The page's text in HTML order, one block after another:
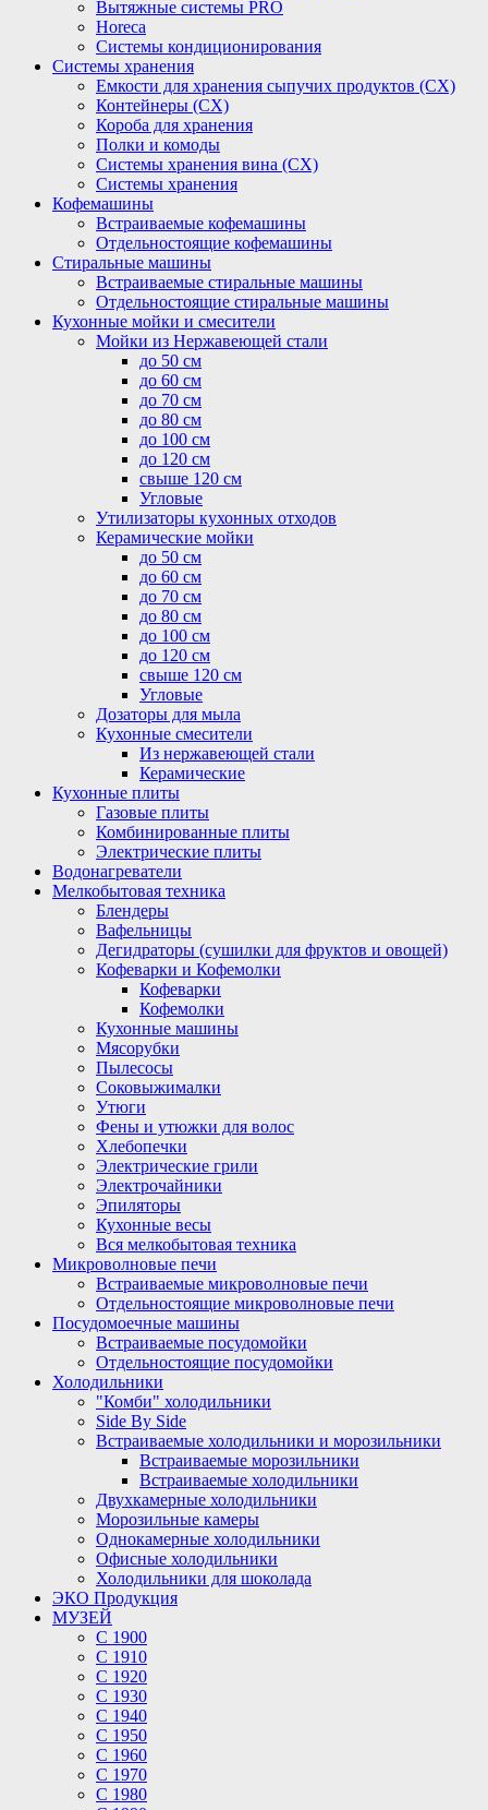
Вытяжные системы PRO
Horeca
Системы кондиционирования
Системы хранения
Емкости для хранения сыпучих продуктов (СХ)
Контейнеры (СХ)
Короба для хранения
Полки и комоды
Системы хранения вина (СХ)
Системы хранения
Кофемашины
Встраиваемые кофемашины
Отдельностоящие кофемашины
Стиральные машины
Встраиваемые стиральные машины
Отдельностоящие стиральные машины
Кухонные мойки и смесители
Мойки из Нержавеющей стали
до 50 см
до 60 см
до 70 см
до 80 см
до 100 см
до 120 см
свыше 120 см
Угловые
Утилизаторы кухонных отходов
Керамические мойки
до 50 см
до 60 см
до 70 см
до 80 см
до 100 см
до 120 см
свыше 120 см
Угловые
Дозаторы для мыла
Кухонные смесители
Из нержавеющей стали
Керамические
Кухонные плиты
Газовые плиты
Комбинированные плиты
Электрические плиты
Водонагреватели
Мелкобытовая техника
Блендеры
Вафельницы
Дегидраторы (сушилки для фруктов и овощей)
Кофеварки и Кофемолки
Кофеварки
Кофемолки
Кухонные машины
Мясорубки
Пылесосы
Соковыжималки
Утюги
Фены и утюжки для волос
Хлебопечки
Электрические грили
Электрочайники
Эпиляторы
Кухонные весы
Вся мелкобытовая техника
Микроволновые печи
Встраиваемые микроволновые печи
Отдельностоящие микроволновые печи
Посудомоечные машины
Встраиваемые посудомойки
Отдельностоящие посудомойки
Холодильники
"Комби" холодильники
Side By Side
Встраиваемые холодильники и морозильники
Встраиваемые морозильники
Встраиваемые холодильники
Двухкамерные холодильники
Морозильные камеры
Однокамерные холодильники
Офисные холодильники
Холодильники для шоколада
ЭКО Продукция
МУЗЕЙ
С 1900
С 1910
C 1920
С 1930
С 1940
С 1950
С 1960
С 1970
С 1980